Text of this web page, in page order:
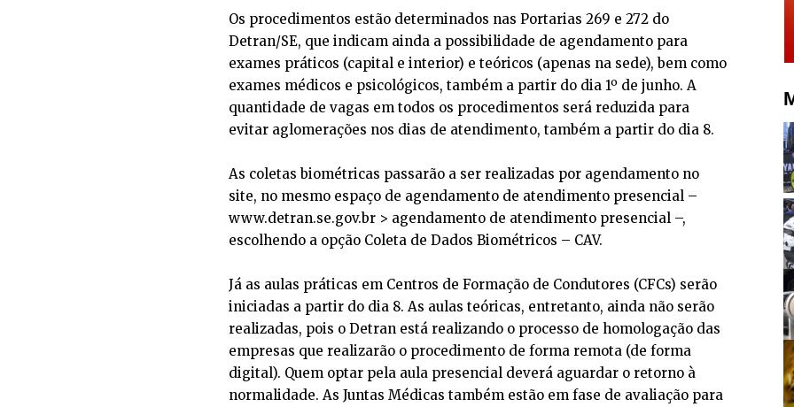
Os procedimentos estão determinados nas Portarias 269 e 272 do
Detran/SE, que indicam ainda a possibilidade de agendamento para
exames práticos (capital e interior) e teóricos (apenas na sede), bem como
exames médicos e psicológicos, também a partir do dia 1º de junho. A
quantidade de vagas em todos os procedimentos será reduzida para
evitar aglomerações nos dias de atendimento, também a partir do dia 8.
As coletas biométricas passarão a ser realizadas por agendamento no
site, no mesmo espaço de agendamento de atendimento presencial –
www.detran.se.gov.br > agendamento de atendimento presencial –,
escolhendo a opção Coleta de Dados Biométricos – CAV.
Já as aulas práticas em Centros de Formação de Condutores (CFCs) serão
iniciadas a partir do dia 8. As aulas teóricas, entretanto, ainda não serão
realizadas, pois o Detran está realizando o processo de homologação das
empresas que realizarão o procedimento de forma remota (de forma
digital). Quem optar pela aula presencial deverá aguardar o retorno à
normalidade. As Juntas Médicas também estão em fase de avaliação para